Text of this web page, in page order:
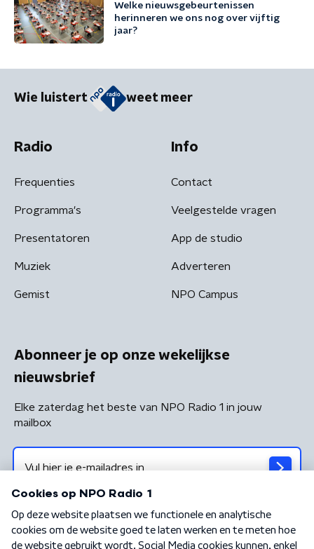
Welke nieuwsgebeurtenissen
herinneren we ons nog over vijftig
jaar?
Wie luistert weet meer
Radio
Frequenties
Programma's
Presentatoren
Muziek
Gemist
Info
Contact
Veelgestelde vragen
App de studio
Adverteren
NPO Campus
Abonneer je op onze wekelijkse
nieuwsbrief
Elke zaterdag het beste van NPO Radio 1 in jouw
mailbox